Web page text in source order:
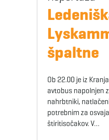
špaltne
Ob 22.00 je iz
avtobus napolnjen
nahrbtniki,
potrebnim za
štiritisočakov. V…